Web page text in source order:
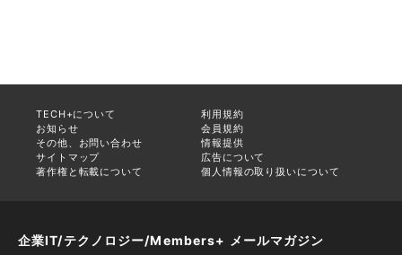
TECH+について
利用規約
お知らせ
会員規約
その他、お問い合わせ
情報提供
サイトマップ
広告について
著作権と転載について
個人情報の取り扱いについて
企業IT/テクノロジー/Members+ メールマガジン